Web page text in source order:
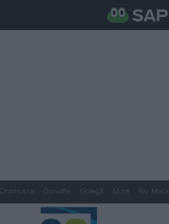
Chamusca Coruche Golegã Mora Rio Maior